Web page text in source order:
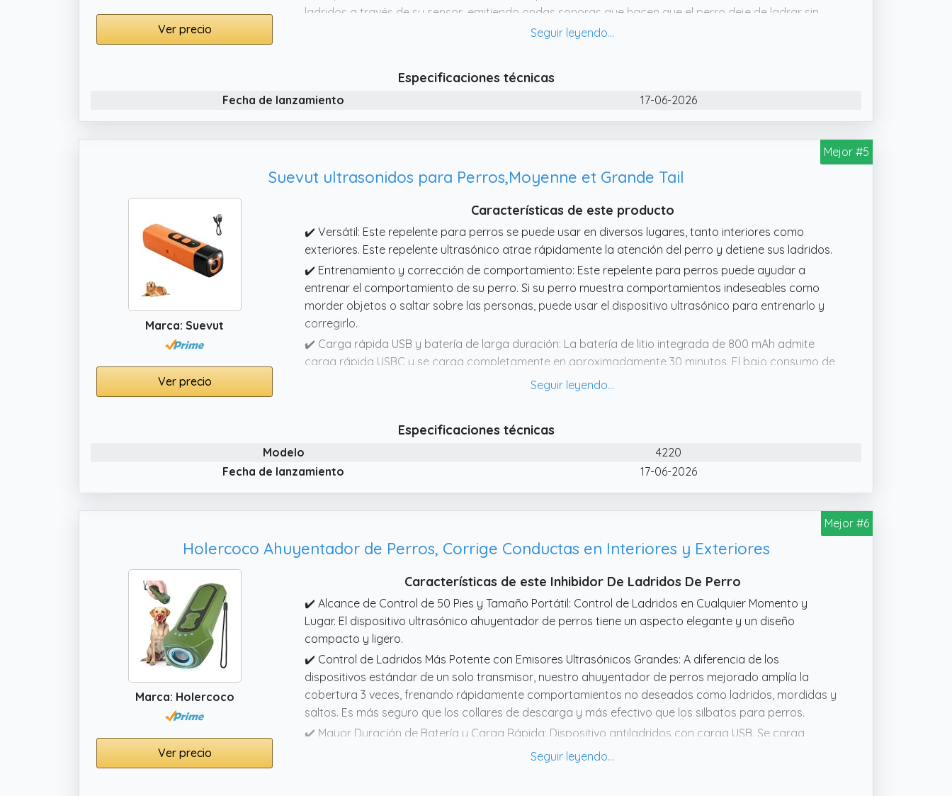
Ver precio
ladridos a través de su sensor, emitiendo ondas sonoras que hacen que el perro deje de ladrar sin
Especificaciones técnicas
Fecha de lanzamiento 17-06-2026
Mejor #5
Suevut ultrasonidos para Perros,Moyenne et Grande Tail
Marca: Suevut
Ver precio
Características de este producto
✔️ Versátil: Este repelente para perros se puede usar en diversos lugares, tanto interiores como
exteriores. Este repelente ultrasónico atrae rápidamente la atención del perro y detiene sus ladridos.
✔️ Entrenamiento y corrección de comportamiento: Este repelente para perros puede ayudar a
entrenar el comportamiento de su perro. Si su perro muestra comportamientos indeseables como
morder objetos o saltar sobre las personas, puede usar el dispositivo ultrasónico para entrenarlo y
corregirlo.
✔️ Carga rápida USB y batería de larga duración: La batería de litio integrada de 800 mAh admite
carga rápida USBC y se carga completamente en aproximadamente 30 minutos. El bajo consumo de
energía garantiza un tiempo de espera prolongado, lo que permite una respuesta inmediata en caso
ultrasónicas potentes de entre 25 kHz y 40 kHz, inaudibles para el oído humano pero altamente
efectivas en perros. La frecuencia de sonido segura no dañará a su mascota.
✔️ Linterna LED de alta luminosidad integrada: Equipada con dos potentes LED, es perfecta para
paseos nocturnos o en condiciones de poca luz. Simplemente presione un botón para activar la
Especificaciones técnicas
Modelo
4220
Fecha de lanzamiento
17-06-2026
Mejor #6
Holercoco Ahuyentador de Perros, Corrige Conductas en Interiores y Exteriores
Marca: Holercoco
Ver precio
Características de este Inhibidor De Ladridos De Perro
✔️ Alcance de Control de 50 Pies y Tamaño Portátil: Control de Ladridos en Cualquier Momento y
Lugar. El dispositivo ultrasónico ahuyentador de perros tiene un aspecto elegante y un diseño
compacto y ligero.
✔️ Control de Ladridos Más Potente con Emisores Ultrasónicos Grandes: A diferencia de los
dispositivos estándar de un solo transmisor, nuestro ahuyentador de perros mejorado amplía la
cobertura 3 veces, frenando rápidamente comportamientos no deseados como ladridos, mordidas y
saltos. Es más seguro que los collares de descarga y más efectivo que los silbatos para perros.
✔️ Mayor Duración de Batería y Carga Rápida: Dispositivo antiladridos con carga USB. Se carga
completamente en 2 horas, con un uso aproximado de 60 días y un tiempo en espera de hasta 180